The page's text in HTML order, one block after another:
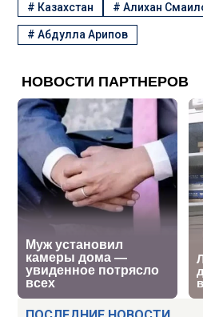
# Казахстан #Алихан
#Абдулла Арипов